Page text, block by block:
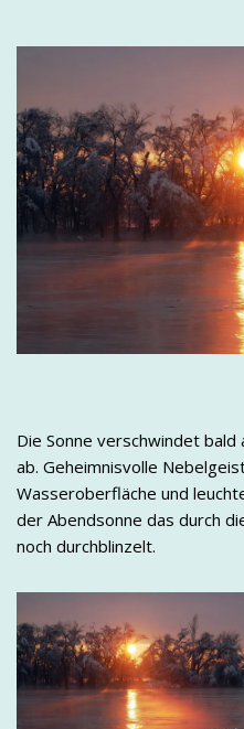
Die Sonne verschwindet
ab. Geheimnisvolle
Wasseroberfläche und
der Abendsonne das durch
noch durchblinzelt.